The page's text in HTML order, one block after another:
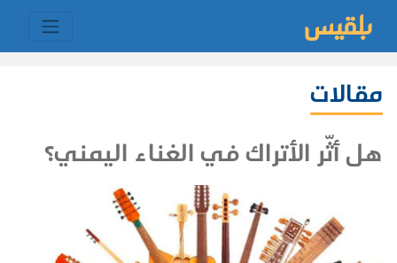
مقالات
هل أثّر الأتراك في الغناء اليمني؟